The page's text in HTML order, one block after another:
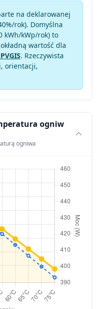
na deklarowanej
%/rok). Domyślna
kWh/kWp/rok) to
wartość dla
. Rzeczywista
orientacji,
ogniw
ogniwa